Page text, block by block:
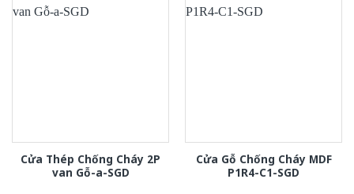
Cửa Thép Chống Cháy 2P
van Gỗ-a-SGD
Cửa Gỗ Chống Cháy MDF
P1R4-C1-SGD